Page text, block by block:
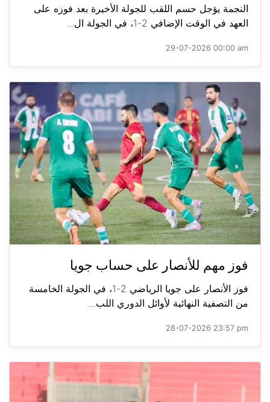
النجمة يؤجل حسم اللقب للجولة الأخيرة بعد فوزه على
العهد في الوقت الإضافي 2-1، في الجولة ال...
29-07-2026 00:00 am
فوز مهم للأنصار على حساب جويا
فوز الأنصار على جويا الرياضي 2-1، في الجولة الخامسة
من التصفية النهائية لأوائل الدوري اللب...
28-07-2026 23:57 pm